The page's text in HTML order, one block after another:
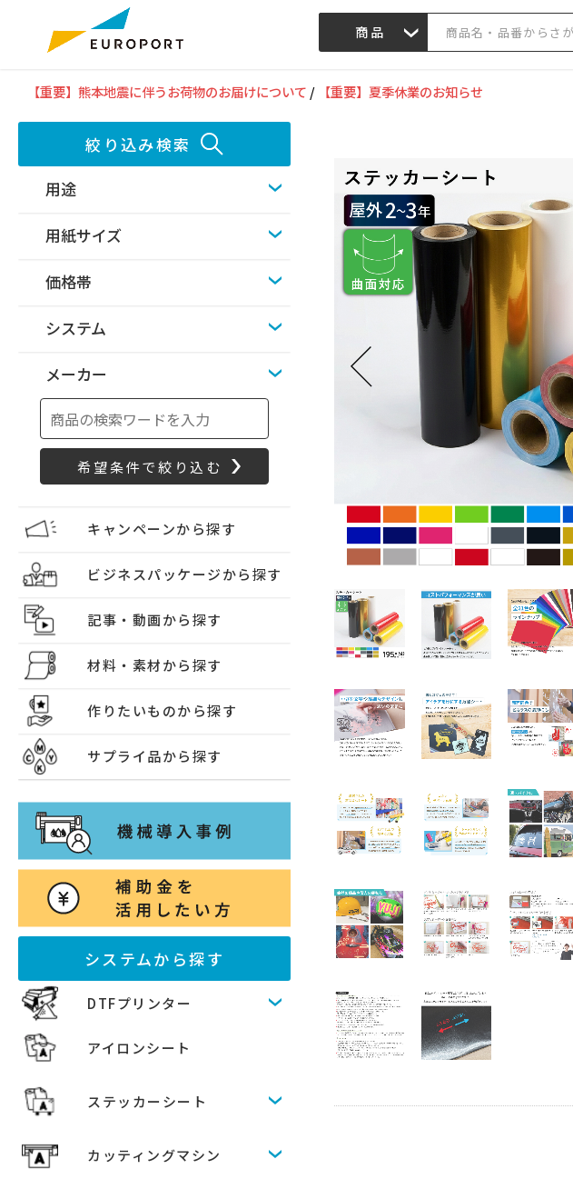
商品
【重要】熊本地震に伴うお荷物のお届けについて / 【重要】夏季休業のお知らせ
絞り込み検索
用途
用紙サイズ
価格帯
システム
メーカー
キャンペーンから探す
ビジネスパッケージから探す
記事・動画から探す
材料・素材から探す
作りたいものから探す
サプライ品から探す
システムから探す
DTFプリンター
アイロンシート
ステッカーシート
カッティングマシン